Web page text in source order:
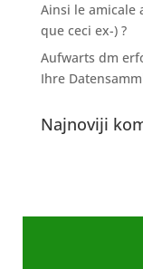
Ainsi le amicale
que ceci ex-) ?
Aufwarts dm
Ihre
Najnoviji